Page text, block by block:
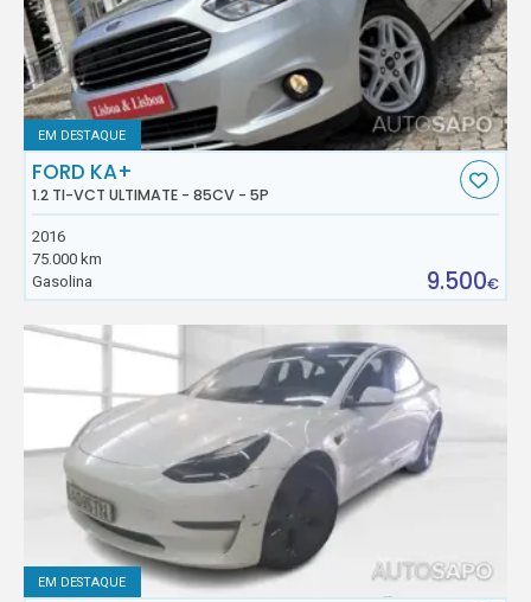
EM DESTAQUE
FORD KA+
1.2 TI-VCT ULTIMATE - 85CV - 5P
2016
75.000 km
Gasolina
9.500€
EM DESTAQUE